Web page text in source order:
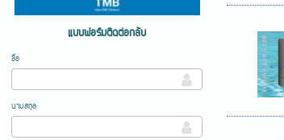
แบบฟอร์มติดต่อกลับ
ชื่อ
นามสกุล